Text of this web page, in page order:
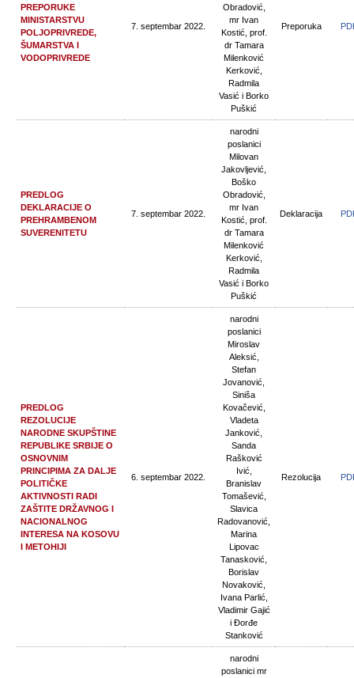
PREPORUKE
MINISTARSTVU
POLJOPRIVREDE,
ŠUMARSTVA I
VODOPRIVREDE
7. septembar 2022.
Obradović,
mr Ivan
Kostić, prof.
dr Tamara
Milenković
Kerković,
Radmila
Vasić i Borko
Puškić
Preporuka
PREDLOG
DEKLARACIJE O
PREHRAMBENOM
SUVERENITETU
7. septembar 2022.
narodni
poslanici
Milovan
Jakovljević,
Boško
Obradović,
mr Ivan
Kostić, prof.
dr Tamara
Milenković
Kerković,
Radmila
Vasić i Borko
Puškić
Deklaracija
PREDLOG
REZOLUCIJE
NARODNE SKUPŠTINE
REPUBLIKE SRBIJE O
OSNOVNIM
PRINCIPIMA ZA DALJE
POLITIČKE
AKTIVNOSTI RADI
ZAŠTITE DRŽAVNOG I
NACIONALNOG
INTERESA NA KOSOVU
I METOHIJI
6. septembar 2022.
narodni
poslanici
Miroslav
Aleksić,
Stefan
Jovanović,
Siniša
Kovačević,
Vladeta
Janković,
Sanda
Rašković
Ivić,
Branislav
Tomašević,
Slavica
Radovanović,
Marina
Lipovac
Tanasković,
Borislav
Novaković,
Ivana Parlić,
Vladimir Gajić
i Đorđe
Stanković
Rezolucija
narodni
poslanici mr